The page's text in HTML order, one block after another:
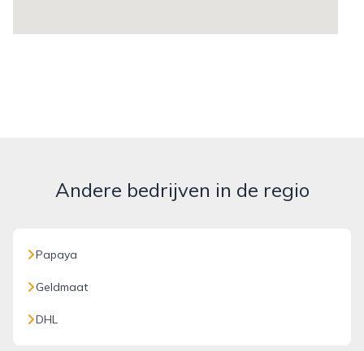
Andere bedrijven in de regio
Papaya
Geldmaat
DHL